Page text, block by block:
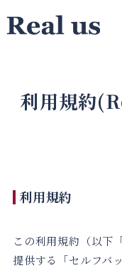
利用規約
利用規約
この利用規約（以下
提供する「セルフバ